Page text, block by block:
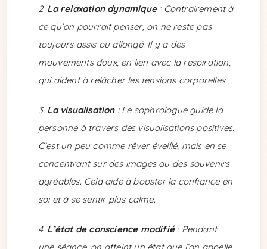
La relaxation dynamique: Contrairement à
ce qu’on pourrait penser, on ne reste pas
toujours assis ou allongé. Il y a des
mouvements doux, en lien avec la respiration,
qui aident à relâcher les tensions corporelles.
La visualisation: Le sophrologue guide la
personne à travers des visualisations positives.
C’est un peu comme rêver éveillé, mais en se
concentrant sur des images ou des souvenirs
agréables. Cela aide à booster la confiance en
soi et à se sentir plus calme.
L’état de conscience modifié: Pendant
une séance, on atteint un état que l’on appelle